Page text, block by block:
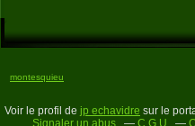
montesquieu
Voir le profil de jp echavidre sur le